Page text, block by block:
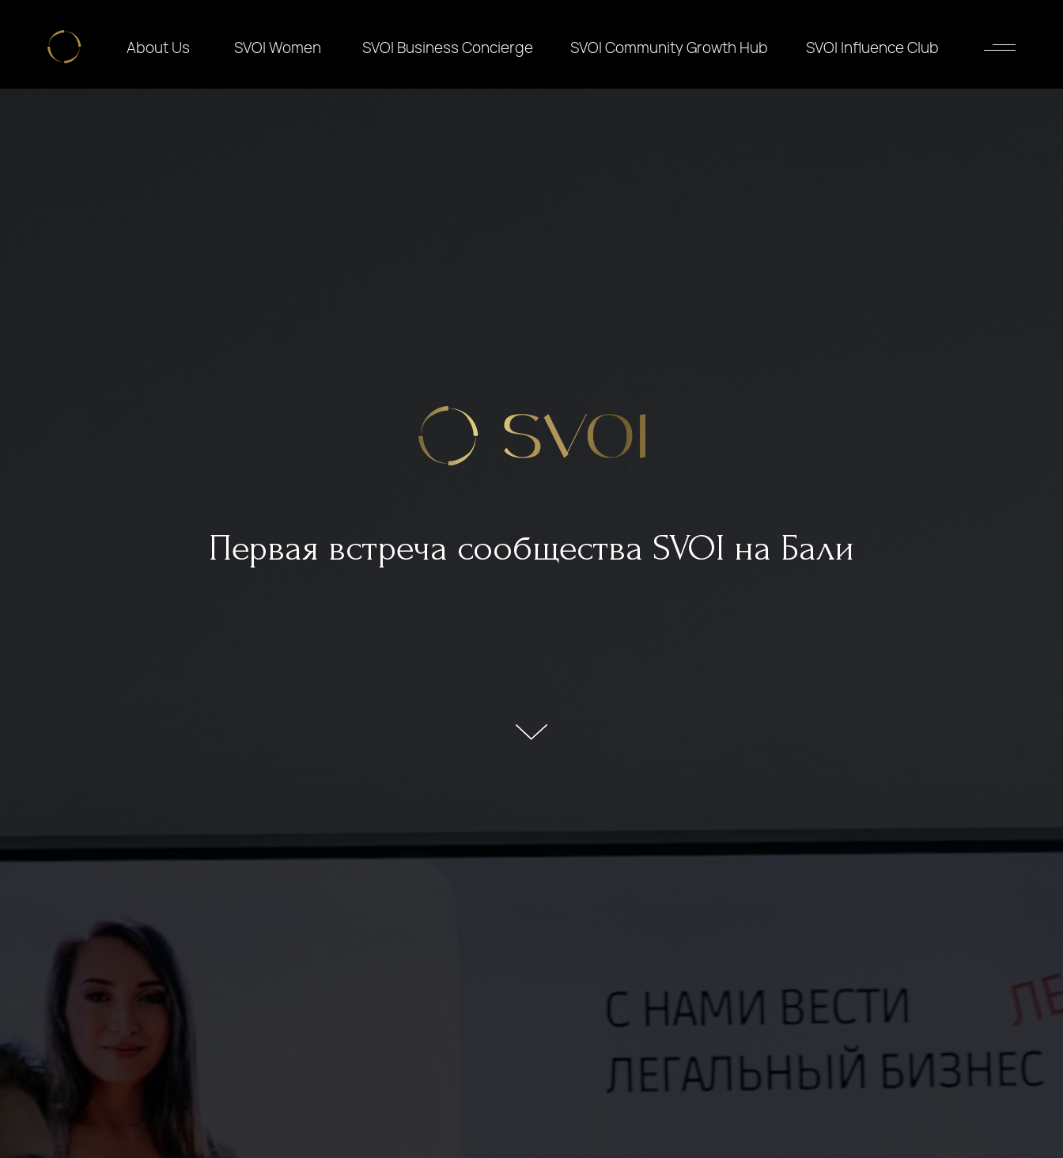
About Us SVOI Business Concierge
SVOI Women SVOI Community Growth Hub SVOI Influence Club
Первая встреча сообщества SVOI на Бали